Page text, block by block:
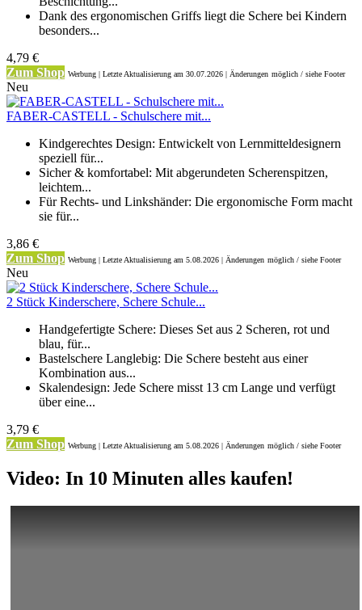
Dank des ergonomischen Griffs liegt die Schere bei Kindern
besonders...
4,79 €
Zum Shop Werbung | Letzte Aktualisierung am 30.07.2026 | Änderungen möglich / siehe Footer
Neu
FABER-CASTELL - Schulschere mit...
Kindgerechtes Design: Entwickelt von Lernmitteldesignern
speziell für...
Sicher & komfortabel: Mit abgerundeten Scherenspitzen,
leichtem...
Für Rechts- und Linkshänder: Die ergonomische Form macht
sie für...
3,86 €
Zum Shop Werbung | Letzte Aktualisierung am 5.08.2026 | Änderungen möglich / siehe Footer
Neu
2 Stück Kinderschere, Schere Schule...
Handgefertigte Schere: Dieses Set aus 2 Scheren, rot und
blau, für...
Bastelschere Langlebig: Die Schere besteht aus einer
Kombination aus...
Skalendesign: Jede Schere misst 13 cm Lange und verfügt
über eine...
3,79 €
Zum Shop Werbung | Letzte Aktualisierung am 5.08.2026 | Änderungen möglich / siehe Footer
Video: In 10 Minuten alles kaufen!